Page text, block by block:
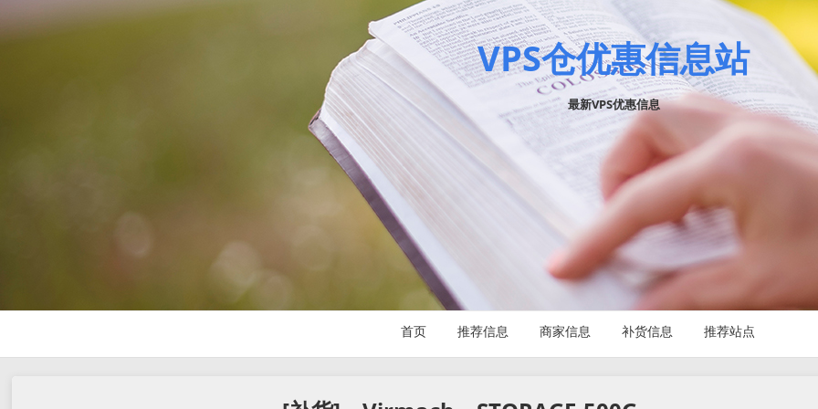
VPS仓优惠信息站
最新VPS优惠信息
首页 推荐信息 商家信息 补货信息 推荐站点